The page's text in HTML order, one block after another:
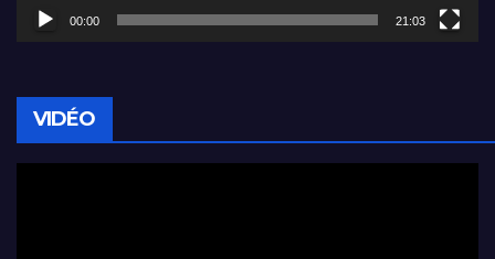
00:00 21:03
VIDÉO